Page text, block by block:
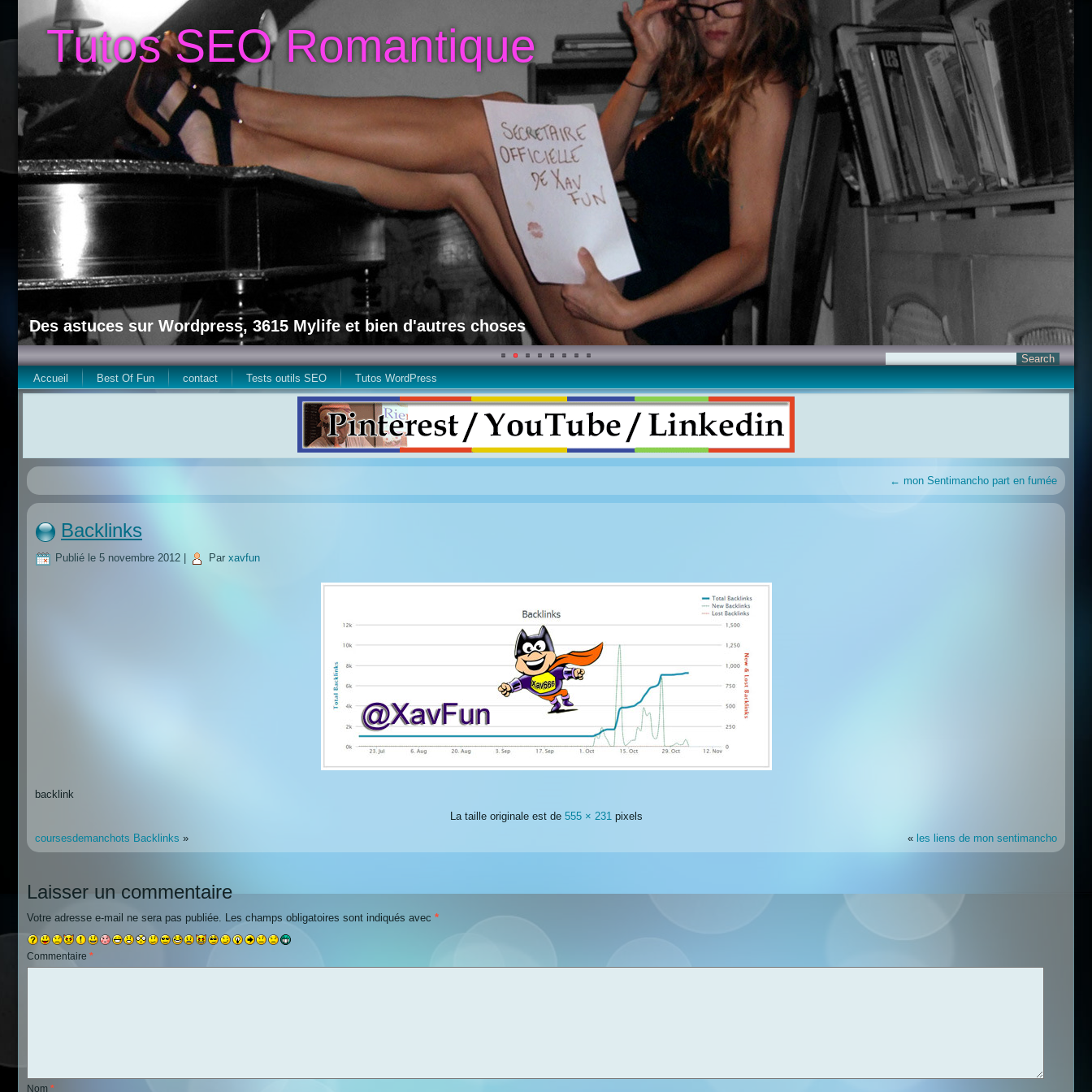
Tutos SEO Romantique
Des astuces sur Wordpress, 3615 Mylife et bien d'autres choses
Accueil Best Of Fun contact Tests outils SEO Tutos WordPress
← mon Sentimancho part en fumée
Backlinks
Publié le 5 novembre 2012 Par xavfun
backlink
La taille originale est de 555 × 231 pixels
coursesdemanchots Backlinks » « les liens de mon sentimancho
Laisser un commentaire
Votre adresse e-mail ne sera pas publiée. Les champs obligatoires sont indiqués avec *
Commentaire *
Nom *